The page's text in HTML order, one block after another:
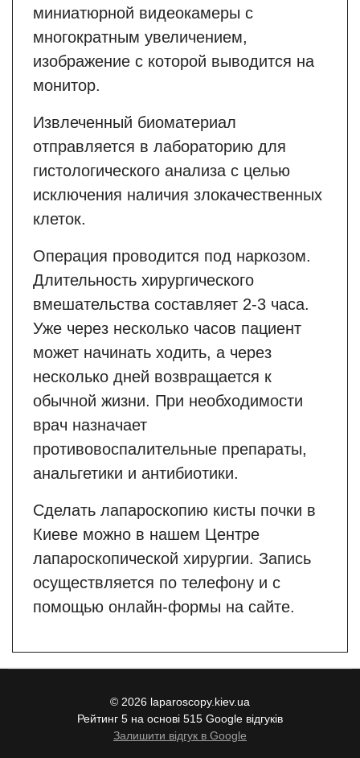
миниатюрной видеокамеры с
многократным увеличением,
изображение с которой выводится на
монитор.
Извлеченный биоматериал
отправляется в лабораторию для
гистологического анализа с целью
исключения наличия злокачественных
клеток.
Операция проводится под наркозом.
Длительность хирургического
вмешательства составляет 2-3 часа.
Уже через несколько часов пациент
может начинать ходить, а через
несколько дней возвращается к
обычной жизни. При необходимости
врач назначает
противовоспалительные препараты,
анальгетики и антибиотики.
Сделать лапароскопию кисты почки в
Киеве можно в нашем Центре
лапароскопической хирургии. Запись
осуществляется по телефону и с
помощью онлайн-формы на сайте.
© 2026 laparoscopy.kiev.ua
Рейтинг 5 на основі 515 Google відгуків
Залишити відгук в Google